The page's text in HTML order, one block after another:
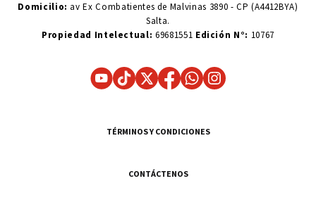
Domicilio: av Ex Combatientes de Malvinas 3890 - CP (A4412BYA)
Salta.
Propiedad Intelectual: 69681551 Edición N°: 10767
TÉRMINOS Y CONDICIONES
CONTÁCTENOS